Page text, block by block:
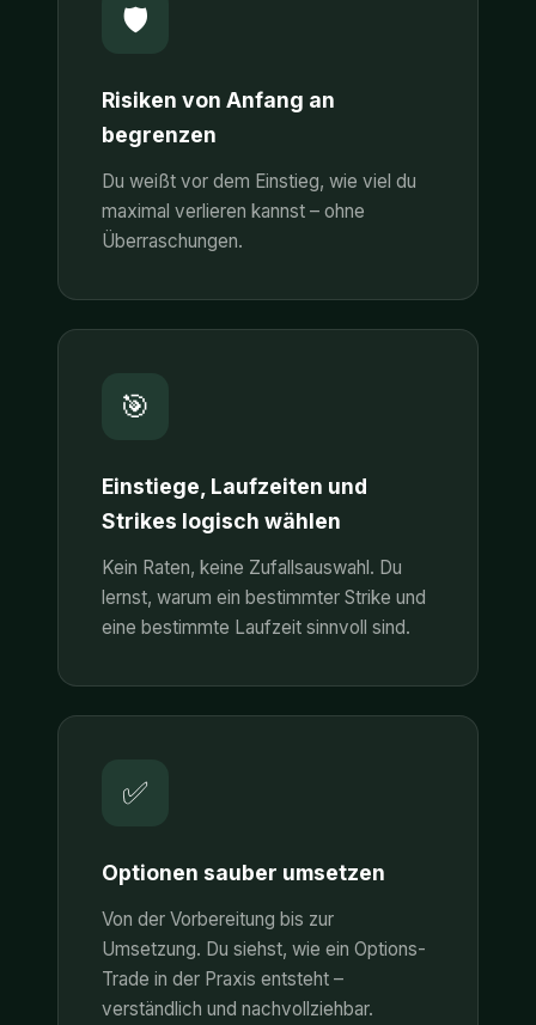
🛡️
Risiken von Anfang an
begrenzen
Du weißt vor dem Einstieg, wie viel du
maximal verlieren kannst – ohne
Überraschungen.
🎯
Einstiege, Laufzeiten und
Strikes logisch wählen
Kein Raten, keine Zufallsauswahl. Du
lernst, warum ein bestimmter Strike und
eine bestimmte Laufzeit sinnvoll sind.
✅
Optionen sauber umsetzen
Von der Vorbereitung bis zur
Umsetzung. Du siehst, wie ein Options-
Trade in der Praxis entsteht –
verständlich und nachvollziehbar.